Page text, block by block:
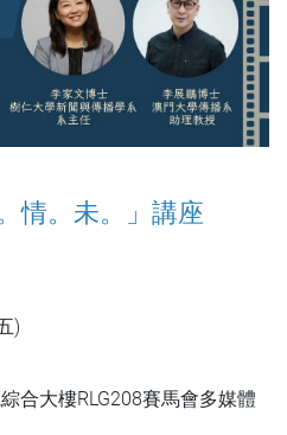
情。未。」講座
)
合大樓RLG208賽馬會多媒體